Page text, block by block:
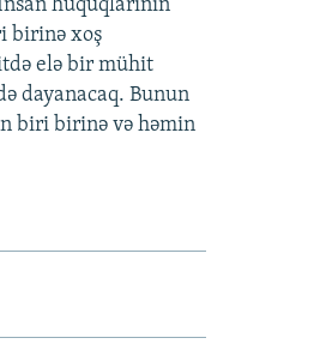
hüquqlarının
birinə xoş
elə bir mühit
dayanacaq. Bunun
biri birinə və həmin